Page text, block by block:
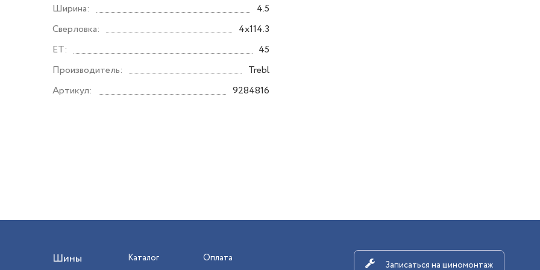
Ширина:
4.5
Сверловка:
4x114.3
ET:
45
Производитель:
Trebl
Артикул:
9284816
Шины Каталог Оплата
Записаться на шиномонтаж